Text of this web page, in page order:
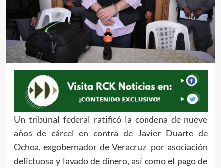
Un tribunal federal ratificó la condena de nueve
años de cárcel en contra de Javier Duarte de
Ochoa, exgobernador de Veracruz, por asociación
delictuosa y lavado de dinero, así como el pago de